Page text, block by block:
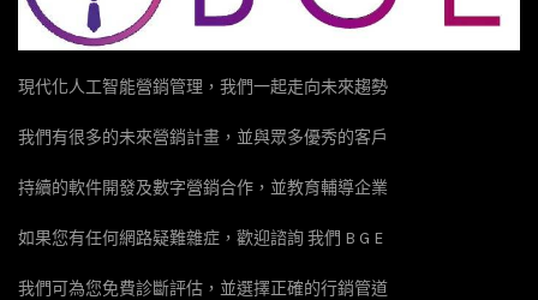
現代化人工智能營銷管理，我們一起走向未來趨勢
我們有很多的未來營銷計畫，並與眾多優秀的客戶
持續的軟件開發及數字營銷合作，並教育輔導企業
如果您有任何網路疑難雜症，歡迎諮詢 我們 B G E
我們可為您免費診斷評估，並選擇正確的行銷管道